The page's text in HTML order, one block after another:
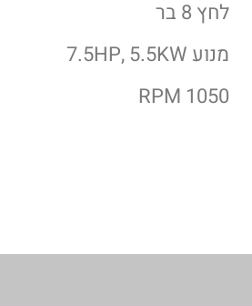
לחץ 8 בר
מנוע 7.5HP, 5.5KW
1050 RPM